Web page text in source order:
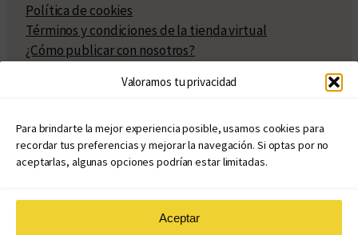
Valoramos tu privacidad
Para brindarte la mejor experiencia posible, usamos cookies para
recordar tus preferencias y mejorar la navegación. Si optas por no
aceptarlas, algunas opciones podrían estar limitadas.
Aceptar
Política de cookies
Términos y condiciones de la tienda virtual
¿Cómo publicar con nosotros?
Políticas de publicación
Políticas de coedición
Atribuciones